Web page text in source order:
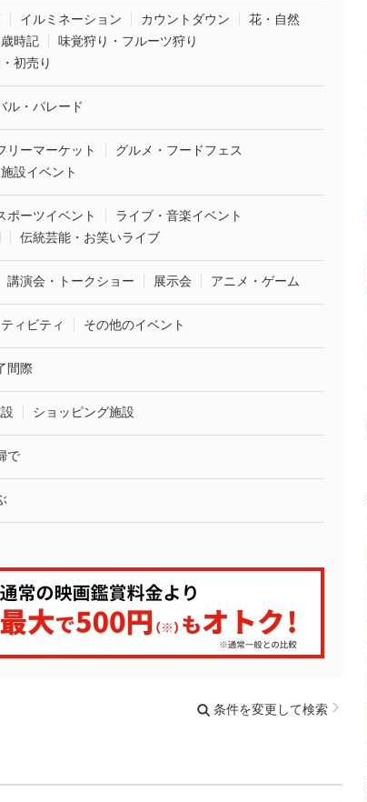
イルミネーション カウントダウン
花・自然
時記
味覚狩り・フルーツ狩り
初売り
ル・パレード
リーマーケット
グルメ・フードフェス
設イベント
ポーツイベント
ライブ・音楽イベント
伝統芸能・お笑いライブ
講演会・トークショー 展示会 アニメ・ゲーム
ィビティ その他のイベント
間際
ショッピング施設
で
条件を変更して検索